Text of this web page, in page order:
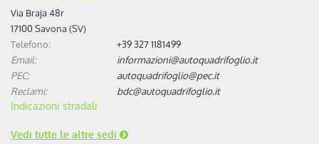
Via Braja 48r
17100 Savona (SV)
Telefono:
+39 327 1181499
Email:
informazioni@autoquadrifoglio.it
PEC:
autoquadrifoglio@pec.it
Reclami:
bdc@autoquadrifoglio.it
Indicazioni stradali
Vedi tutte le altre sedi